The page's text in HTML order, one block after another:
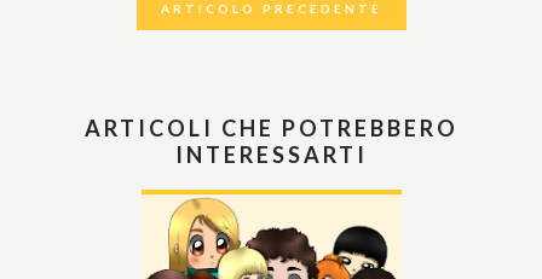
ARTICOLO PRECEDENTE
ARTICOLI CHE POTREBBERO
INTERESSARTI